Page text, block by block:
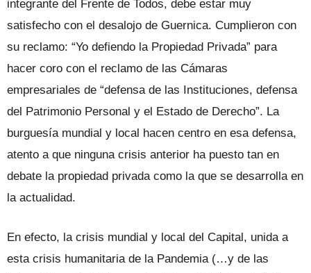
integrante del Frente de Todos, debe estar muy
satisfecho con el desalojo de Guernica. Cumplieron con
su reclamo: “Yo defiendo la Propiedad Privada” para
hacer coro con el reclamo de las Cámaras
empresariales de “defensa de las Instituciones, defensa
del Patrimonio Personal y el Estado de Derecho”. La
burguesía mundial y local hacen centro en esa defensa,
atento a que ninguna crisis anterior ha puesto tan en
debate la propiedad privada como la que se desarrolla en
la actualidad.
En efecto, la crisis mundial y local del Capital, unida a
esta crisis humanitaria de la Pandemia (…y de las